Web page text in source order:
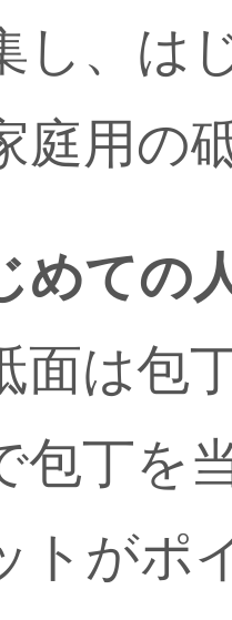
し、は
庭用の
めての
面は包
包丁を
トがポ